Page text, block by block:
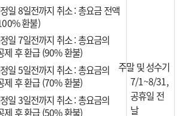
일 8일전까지 취소 : 총요금 전액
환불)
일 7일전까지 취소 : 총요금의
제 후 환급 (90% 환불)
일 5일전까지 취소 : 총요금의
제 후 환급 (70% 환불)
일 3일전까지 취소 : 총요금의
제 후 환급 (50% 환불)
주말 및 성수기
7/1~8/31,
공휴일 전
날